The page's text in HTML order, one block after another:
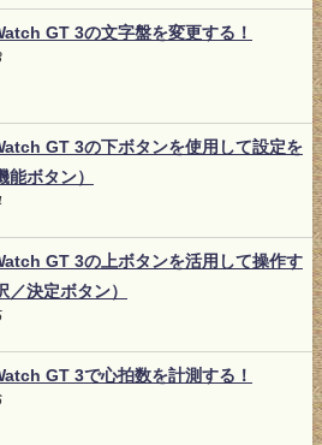
GT 3の文字盤を変更する！
GT 3の下ボタンを使用して設定を
能ボタン）
GT 3の上ボタンを活用して操作す
／決定ボタン）
GT 3で心拍数を計測する！